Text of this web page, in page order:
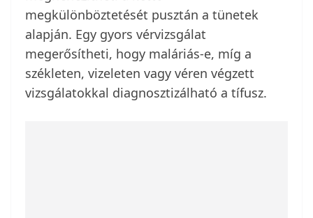
megkülönböztetését pusztán a tünetek
alapján. Egy gyors vérvizsgálat
megerősítheti, hogy maláriás-e, míg a
székleten, vizeleten vagy véren végzett
vizsgálatokkal diagnosztizálható a tífusz.